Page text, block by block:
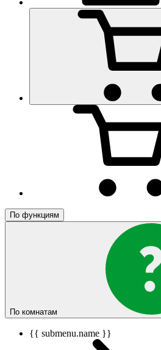
По функциям
По комнатам
{{ submenu.name }}